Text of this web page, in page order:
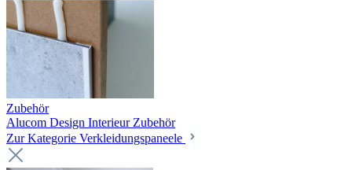
Zubehör
Alucom Design Interieur Zubehör
Zur Kategorie Verkleidungspaneele